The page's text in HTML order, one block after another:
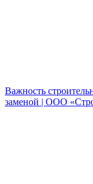
Важность
заменой | ООО